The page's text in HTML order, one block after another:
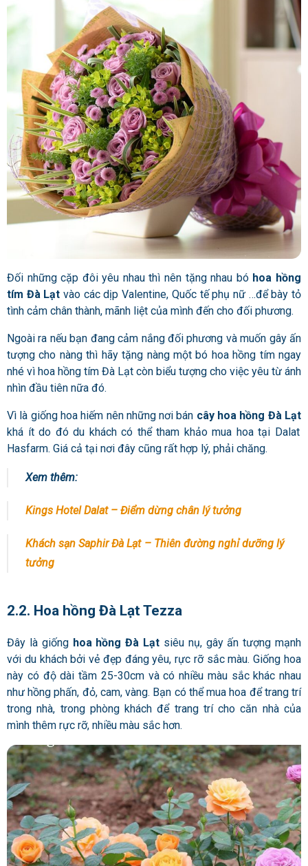
Đối những cặp đôi yêu nhau thì nên tặng nhau bó hoa hồng
tím Đà Lạt vào các dịp Valentine, Quốc tế phụ nữ …để bày tỏ
tình cảm chân thành, mãnh liệt của mình đến cho đối phương.
Ngoài ra nếu bạn đang cảm nắng đối phương và muốn gây ấn
tượng cho nàng thì hãy tặng nàng một bó hoa hồng tím ngay
nhé vì hoa hồng tím Đà Lạt còn biểu tượng cho việc yêu từ ánh
nhìn đầu tiên nữa đó.
Vì là giống hoa hiếm nên những nơi bán cây hoa hồng Đà Lạt
khá ít do đó du khách có thể tham khảo mua hoa tại Dalat
Hasfarm. Giá cả tại nơi đây cũng rất hợp lý, phải chăng.
Xem thêm:
Kings Hotel Dalat – Điểm dừng chân lý tưởng
Khách sạn Saphir Đà Lạt – Thiên đường nghỉ dưỡng lý
tưởng
2.2. Hoa hồng Đà Lạt Tezza
Đây là giống hoa hồng Đà Lạt siêu nụ, gây ấn tượng mạnh
với du khách bởi vẻ đẹp đáng yêu, rực rỡ sắc màu. Giống hoa
này có độ dài tầm 25-30cm và có nhiều màu sắc khác nhau
như hồng phấn, đỏ, cam, vàng. Bạn có thể mua hoa để trang trí
trong nhà, trong phòng khách để trang trí cho căn nhà của
mình thêm rực rỡ, nhiều màu sắc hơn.